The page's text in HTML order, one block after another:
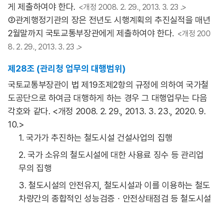
게 제출하여야 한다. <개정 2008. 2. 29., 2013. 3. 23 .>
②관계행정기관의 장은 전년도 시행계획의 추진실적을 매년
2월말까지 국토교통부장관에게 제출하여야 한다. <개정 200
8. 2. 29., 2013. 3. 23 .>
제28조 (관리청 업무의 대행범위)
국토교통부장관이 법 제19조제2항의 규정에 의하여 국가철
도공단으로 하여금 대행하게 하는 경우 그 대행업무는 다음
각호와 같다. <개정 2008. 2. 29., 2013. 3. 23., 2020. 9.
10.>
1. 국가가 추진하는 철도시설 건설사업의 집행
2. 국가 소유의 철도시설에 대한 사용료 징수 등 관리업
무의 집행
3. 철도시설의 안전유지, 철도시설과 이를 이용하는 철도
차량간의 종합적인 성능검증ㆍ안전상태점검 등 철도시설